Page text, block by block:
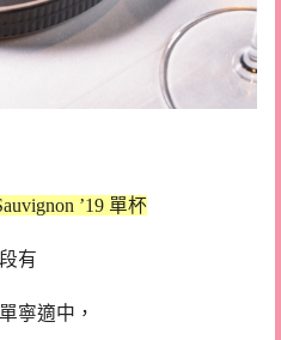
’19 單杯
有
寧適中，